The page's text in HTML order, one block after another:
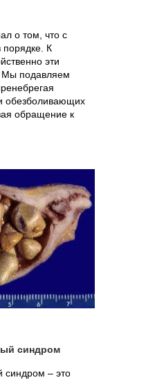
о том, что с
порядке. К
эти
Мы подавляем
обезболивающих
обращение к
синдром
синдром – это